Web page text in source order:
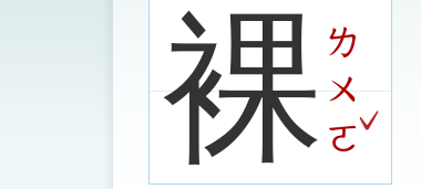
裸ㄌ
ㄨ
ㄛ
ˇ